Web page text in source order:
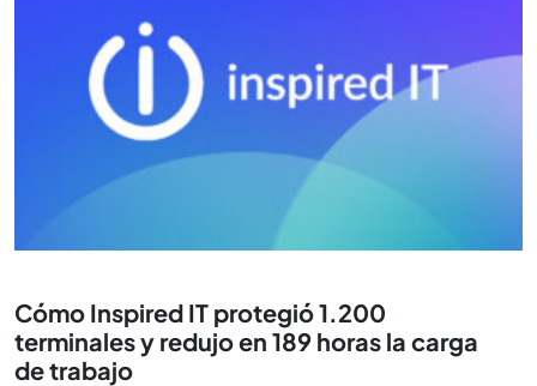
Cómo Inspired IT protegió 1.200
terminales y redujo en 189 horas la carga
de trabajo